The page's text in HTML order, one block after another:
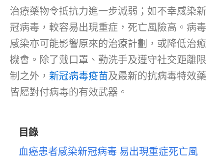
治療藥物令抵抗力進一步減弱；如不幸感染新
冠病毒，較容易出現重症，死亡風險高。病毒
感染亦可能影響原來的治療計劃，或降低治癒
機會。除了戴口罩、勤洗手及遵守社交距離限
制之外， 新冠病毒疫苗及最新的抗病毒特效藥
皆屬對付病毒的有效武器。
目錄
血癌患者感染新冠病毒 易出現重症死亡風